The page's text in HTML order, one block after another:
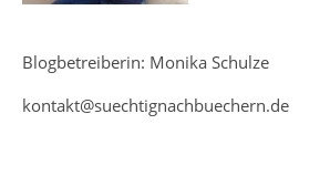
Blogbetreiberin: Monika Schulze
kontakt@suechtignachbuechern.de